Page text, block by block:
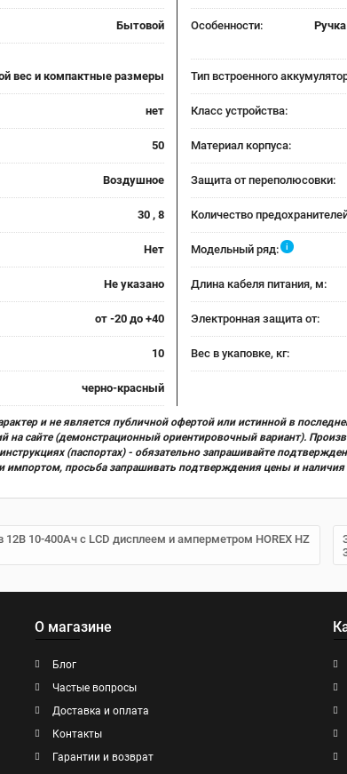
Бытовой Особенности:
вес и компактные размеры Тип встроенного
нет Класс устройства:
50 Материал корпуса:
Воздушное Защита от переполюсовки:
30 , 8 Количество
Нет Модельный ряд: i
Не указано Длина кабеля питания, м:
от -20 до +40 Электронная защита от:
10 Вес в укаповке, кг:
черно-красный
и не является публичной офертой или истинной в
на сайте (демонстрационный ориентировочный вариант).
(паспортах) - обязательно запрашивайте
просьба запрашивать подтверждения цены и наличия
12В 10-400Ач с LCD дисплеем и амперметром HOREX HZ
О магазине
Блог
Частые вопросы
Доставка и оплата
Контакты
Гарантии и возврат